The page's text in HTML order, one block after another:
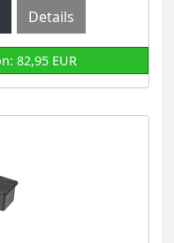
Details
82,95 EUR